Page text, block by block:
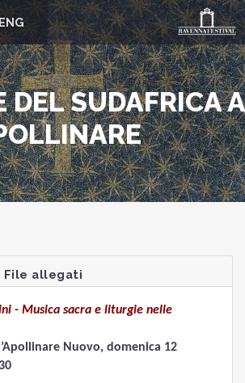
ENG
DEL SUDAFRICA A
File allegati
- Musica sacra e liturgie nelle
Nuovo, domenica 12